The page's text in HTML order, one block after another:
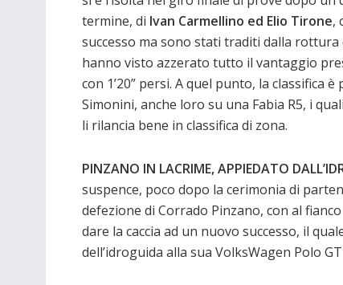
termine, di Ivan Carmellino ed Elio Tirone,
successo ma sono stati traditi dalla
hanno visto azzerato tutto il vantaggio
con 1’20” persi. A quel punto, la classifica
Simonini, anche loro su una Fabia R5, i
li rilancia bene in classifica di zona.
PINZANO IN LACRIME, APPIEDATO
suspence, poco dopo la cerimonia di
defezione di Corrado Pinzano, con al
dare la caccia ad un nuovo successo, il
dell’idroguida alla sua VolksWagen Polo